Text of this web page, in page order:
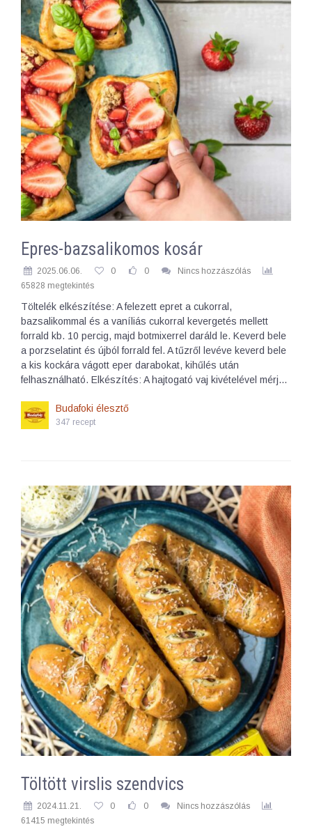
Epres-bazsalikomos kosár
2025.06.06. 0 0
Nincs hozzászólás
65828 megtekintés
Töltelék elkészítése: A felezett epret a cukorral,
bazsalikommal és a vaníliás cukorral kevergetés mellett
forrald kb. 10 percig, majd botmixerrel daráld le. Keverd bele
a porzselatint és újból forrald fel. A tűzről levéve keverd bele
a kis kockára vágott eper darabokat, kihűlés után
felhasználható. Elkészítés: A hajtogató vaj kivételével mérj…
Budafoki élesztő
347 recept
Töltött virslis szendvics
2024.11.21. 0 0
Nincs hozzászólás
61415 megtekintés